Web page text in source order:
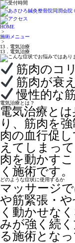
HOME
>
施術メニュー
>
13．電気治療
13．電気治療
筋肉のコ
筋肉が衰
慢性的な
電気治療とは？
電気治療と
り、筋肉を
肉の血行促
えてしまっ
肉を動かす
く施術です。
どのような症状に使用するか
マッサージ
や筋緊張・
く動かせな
みが強く続
る施術とな